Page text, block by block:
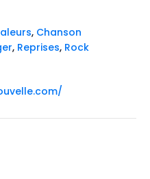
, Chanson
, Reprises, Rock